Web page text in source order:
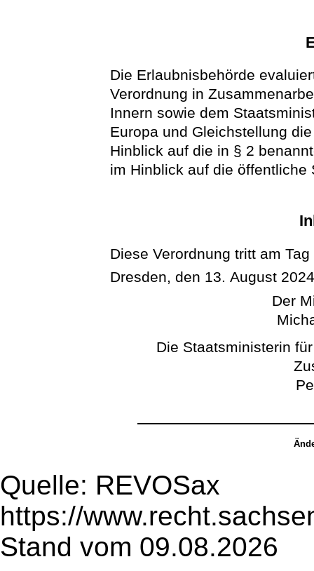
Die Erlaubnisbehörde
Verordnung in
Innern sowie dem
Europa und Gleichstellung
Hinblick auf die in § 2
im Hinblick auf die öffentliche
Diese Verordnung tritt am
Dresden, den 13. August
Der
Die Staatsministerin
Quelle: REVOSax
https://
Stand vom 09.08.2026